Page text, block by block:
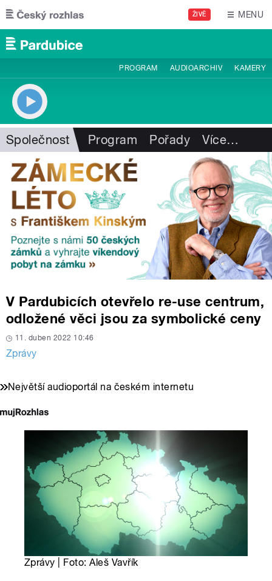
Přejít k hlavnímu obsahu
ŽIVĚ MENU
PROGRAM AUDIOARCHIV KAMERY
Společnost Program Pořady Více…
V Pardubicích otevřelo re-use centrum,
odložené věci jsou za symbolické ceny
11. duben 2022 10:46
Zprávy
Největší audioportál na českém internetu
Zprávy | Foto: Aleš Vavřík